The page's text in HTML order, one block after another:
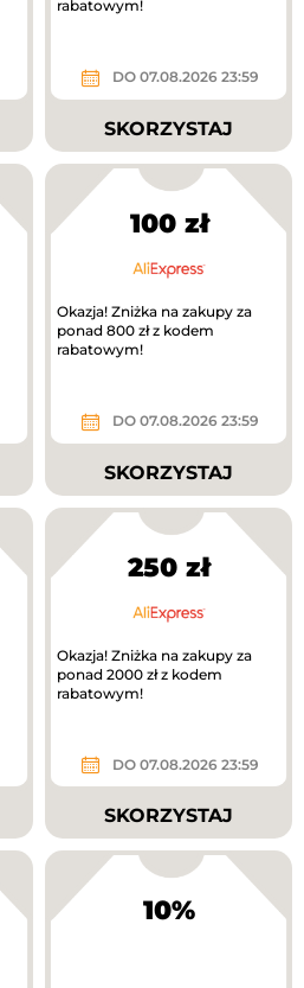
rabatowym!
DO 07.08.2026 23:59
SKORZYSTAJ
100 zł
Okazja! Zniżka na zakupy za
ponad 800 zł z kodem
rabatowym!
DO 07.08.2026 23:59
SKORZYSTAJ
250 zł
Okazja! Zniżka na zakupy za
ponad 2000 zł z kodem
rabatowym!
DO 07.08.2026 23:59
SKORZYSTAJ
10%